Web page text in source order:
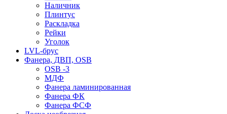
Наличник
Плинтус
Раскладка
Рейки
Уголок
LVL-брус
Фанера, ДВП, OSB
OSB -3
МДФ
Фанера ламинированная
Фанера ФК
Фанера ФСФ